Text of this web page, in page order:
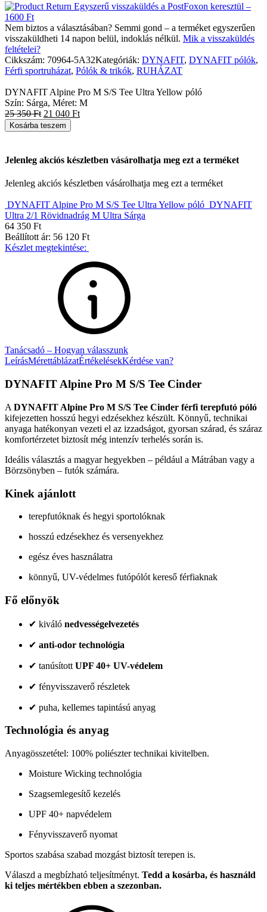
Egyszerű visszaküldés a PostFoxon keresztül –
1600 Ft
Nem biztos a választásában? Semmi gond – a terméket egyszerűen
visszaküldheti 14 napon belül, indoklás nélkül. Mik a visszaküldés
feltételei?
Cikkszám: 70964-5A32Kategóriák: DYNAFIT, DYNAFIT pólók,
Férfi sportruházat, Pólók & trikók, RUHÁZAT
DYNAFIT Alpine Pro M S/S Tee Ultra Yellow póló
Szín: Sárga, Méret: M
25 350Ft 21 040 Ft
Kosárba teszem
Jelenleg akciós készletben vásárolhatja meg ezt a terméket
Jelenleg akciós készletben vásárolhatja meg ezt a terméket
DYNAFIT Alpine Pro M S/S Tee Ultra Yellow póló DYNAFIT
Ultra 2/1 Rövidnadrág M Ultra Sárga
64 350 Ft
Beállított ár: 56 120 Ft
Készlet megtekintése:
Tanácsadó – Hogyan válasszunk
LeírásMérettáblázatÉrtékelésekKérdése van?
DYNAFIT Alpine Pro M S/S Tee Cinder
A DYNAFIT Alpine Pro M S/S Tee Cinder férfi terepfutó póló
kifejezetten hosszú hegyi edzésekhez készült. Könnyű, technikai
anyaga hatékonyan vezeti el az izzadságot, gyorsan szárad, és száraz
komfortérzetet biztosít még intenzív terhelés során is.
Ideális választás a magyar hegyekben – például a Mátrában vagy a
Börzsönyben – futók számára.
Kinek ajánlott
terepfutóknak és hegyi sportolóknak
hosszú edzésekhez és versenyekhez
egész éves használatra
könnyű, UV-védelmes futópólót kereső férfiaknak
Fő előnyök
✔ kiváló nedvességelvezetés
✔ anti-odor technológia
✔ tanúsított UPF 40+ UV-védelem
✔ fényvisszaverő részletek
✔ puha, kellemes tapintású anyag
Technológia és anyag
Anyagösszetétel: 100% poliészter technikai kivitelben.
Moisture Wicking technológia
Szagsemlegesítő kezelés
UPF 40+ napvédelem
Fényvisszaverő nyomat
Sportos szabása szabad mozgást biztosít terepen is.
Válaszd a megbízható teljesítményt. Tedd a kosárba, és használd
ki teljes mértékben ebben a szezonban.